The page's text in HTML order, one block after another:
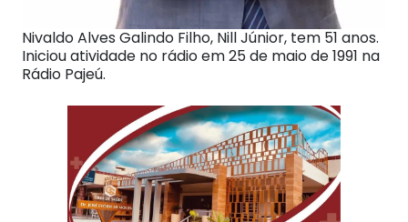
Nivaldo Alves Galindo Filho, Nill Júnior, tem 51 anos.
Iniciou atividade no rádio em 25 de maio de 1991 na
Rádio Pajeú.